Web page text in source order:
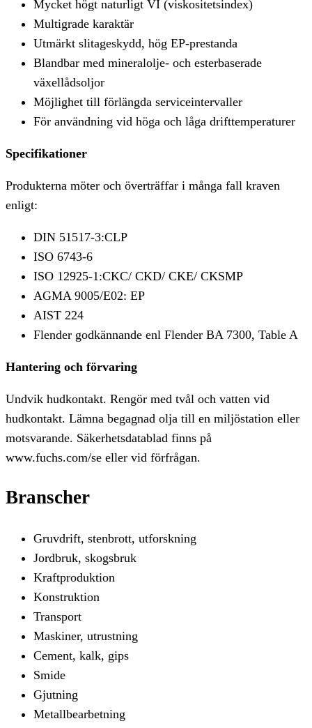
Mycket högt naturligt VI (viskositetsindex)
Multigrade karaktär
Utmärkt slitageskydd, hög EP-prestanda
Blandbar med mineralolje- och esterbaserade
växellådsoljor
Möjlighet till förlängda serviceintervaller
För användning vid höga och låga drifttemperaturer
Specifikationer
Produkterna möter och överträffar i många fall kraven
enligt:
DIN 51517-3:CLP
ISO 6743-6
ISO 12925-1:CKC/ CKD/ CKE/ CKSMP
AGMA 9005/E02: EP
AIST 224
Flender godkännande enl Flender BA 7300, Table A
Hantering och förvaring
Undvik hudkontakt. Rengör med tvål och vatten vid
hudkontakt. Lämna begagnad olja till en miljöstation eller
motsvarande. Säkerhetsdatablad finns på
www.fuchs.com/se eller vid förfrågan.
Branscher
Gruvdrift, stenbrott, utforskning
Jordbruk, skogsbruk
Kraftproduktion
Konstruktion
Transport
Maskiner, utrustning
Cement, kalk, gips
Smide
Gjutning
Metallbearbetning